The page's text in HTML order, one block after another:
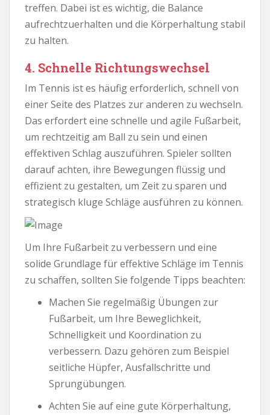
treffen. Dabei ist es wichtig, die Balance
aufrechtzuerhalten und die Körperhaltung stabil
zu halten.
4. Schnelle Richtungswechsel
Im Tennis ist es häufig erforderlich, schnell von
einer Seite des Platzes zur anderen zu wechseln.
Das erfordert eine schnelle und agile Fußarbeit,
um rechtzeitig am Ball zu sein und einen
effektiven Schlag auszuführen. Spieler sollten
darauf achten, ihre Bewegungen flüssig und
effizient zu gestalten, um Zeit zu sparen und
strategisch kluge Schläge ausführen zu können.
Um Ihre Fußarbeit zu verbessern und eine
solide Grundlage für effektive Schläge im Tennis
zu schaffen, sollten Sie folgende Tipps beachten:
Machen Sie regelmäßig Übungen zur
Fußarbeit, um Ihre Beweglichkeit,
Schnelligkeit und Koordination zu
verbessern. Dazu gehören zum Beispiel
seitliche Hüpfer, Ausfallschritte und
Sprungübungen.
Achten Sie auf eine gute Körperhaltung,